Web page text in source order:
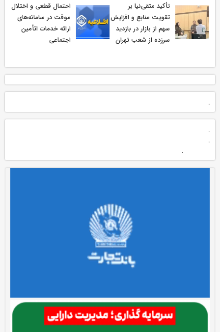
تأکید متقی‌نیا بر
تقویت منابع و افزایش
سهم از بازار در بازدید
سرزده از شعب تهران
احتمال قطعی و اختلال
موقت در سامانه‌های
ارائه خدمات اتأمین
اجتماعی
.
.
.
.